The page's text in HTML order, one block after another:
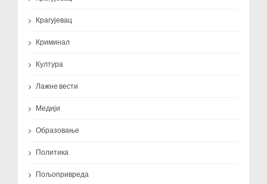
Крагујевац
Криминал
Култура
Лажне вести
Медији
Образовање
Политика
Пољопривреда